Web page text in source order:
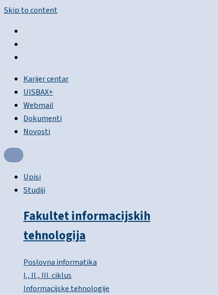
Skip to content
Karijer centar
UISBAX+
Webmail
Dokumenti
Novosti
Upisi
Studiji
Fakultet informacijskih
tehnologija
Poslovna informatika
I., II., III. ciklus
Informacijske tehnologije